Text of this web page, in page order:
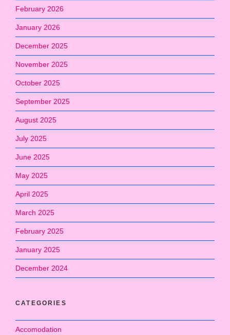
February 2026
January 2026
December 2025
November 2025
October 2025
September 2025
August 2025
July 2025
June 2025
May 2025
April 2025
March 2025
February 2025
January 2025
December 2024
CATEGORIES
Accomodation